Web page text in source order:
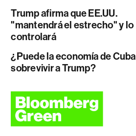
Trump afirma que EE.UU.
"mantendrá el estrecho" y lo
controlará
¿Puede la economía de Cuba
sobrevivir a Trump?